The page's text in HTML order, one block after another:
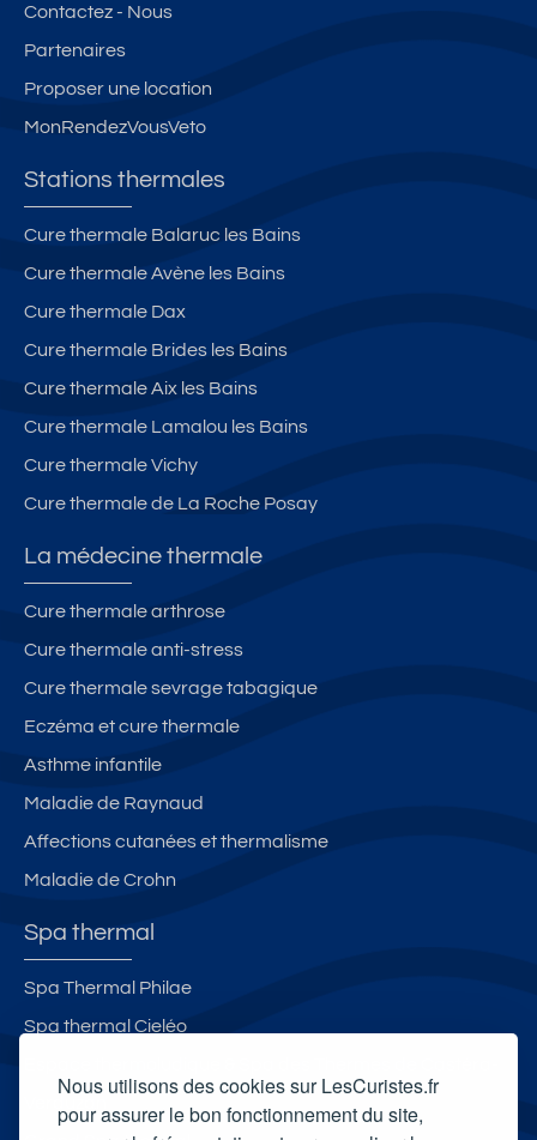
Nous utilisons des cookies sur LesCuristes.fr
pour assurer le bon fonctionnement du site,
Contactez - Nous
Partenaires
Proposer une location
MonRendezVousVeto
Stations thermales
Cure thermale Balaruc les Bains
Cure thermale Avène les Bains
Cure thermale Dax
Cure thermale Brides les Bains
Cure thermale Aix les Bains
Cure thermale Lamalou les Bains
Cure thermale Vichy
Cure thermale de La Roche Posay
La médecine thermale
Cure thermale arthrose
Cure thermale anti-stress
Cure thermale sevrage tabagique
Eczéma et cure thermale
Asthme infantile
Maladie de Raynaud
Affections cutanées et thermalisme
Maladie de Crohn
Spa thermal
Spa Thermal Philae
Spa thermal Cieléo